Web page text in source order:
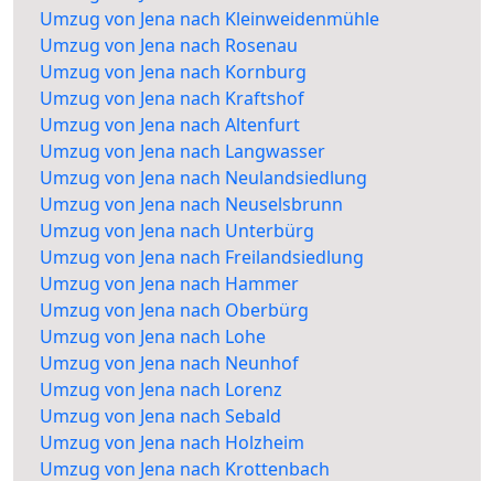
Umzug von Jena nach Kleinweidenmühle
Umzug von Jena nach Rosenau
Umzug von Jena nach Kornburg
Umzug von Jena nach Kraftshof
Umzug von Jena nach Altenfurt
Umzug von Jena nach Langwasser
Umzug von Jena nach Neulandsiedlung
Umzug von Jena nach Neuselsbrunn
Umzug von Jena nach Unterbürg
Umzug von Jena nach Freilandsiedlung
Umzug von Jena nach Hammer
Umzug von Jena nach Oberbürg
Umzug von Jena nach Lohe
Umzug von Jena nach Neunhof
Umzug von Jena nach Lorenz
Umzug von Jena nach Sebald
Umzug von Jena nach Holzheim
Umzug von Jena nach Krottenbach